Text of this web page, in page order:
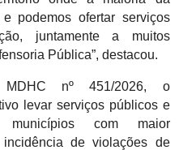
podemos ofertar serviços
juntamente a muitos
Pública”, destacou.
nº 451/2026, o
levar serviços públicos e
com maior
de violações de